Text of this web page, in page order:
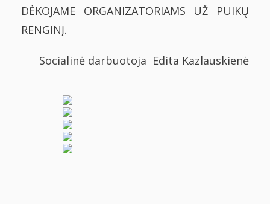
DĖKOJAME ORGANIZATORIAMS UŽ PUIKŲ
RENGINĮ.
Socialinė darbuotoja Edita Kazlauskienė